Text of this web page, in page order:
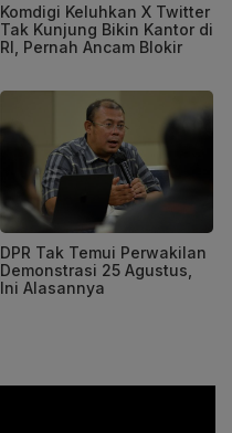
Komdigi Keluhkan X Twitter
Tak Kunjung Bikin Kantor di
RI, Pernah Ancam Blokir
DPR Tak Temui Perwakilan
Demonstrasi 25 Agustus,
Ini Alasannya